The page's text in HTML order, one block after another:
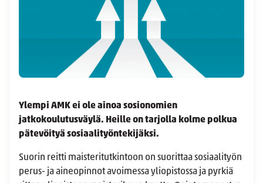
Ylempi AMK ei ole ainoa sosionomien
jatkokoulutusväylä. Heille on tarjolla kolme polkua
pätevöityä sosiaalityöntekijäksi.
Suorin reitti maisteritutkintoon on suorittaa sosiaalityön
perus- ja aineopinnot avoimessa yliopistossa ja pyrkiä